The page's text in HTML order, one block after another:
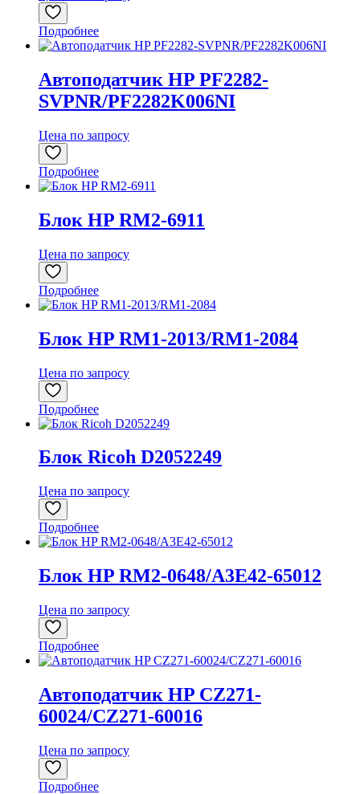
Подробнее
Автоподатчик HP PF2282-
SVPNR/PF2282K006NI
Цена по запросу
Подробнее
Блок HP RM2-6911
Цена по запросу
Подробнее
Блок HP RM1-2013/RM1-2084
Цена по запросу
Подробнее
Блок Ricoh D2052249
Цена по запросу
Подробнее
Блок HP RM2-0648/A3E42-65012
Цена по запросу
Подробнее
Автоподатчик HP CZ271-
60024/CZ271-60016
Цена по запросу
Подробнее